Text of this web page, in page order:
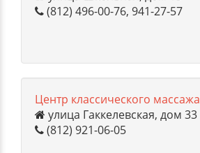
(812) 496-00-76, 941-27-57
Центр классического массажа
улица Гаккелевская, дом 33
(812) 921-06-05